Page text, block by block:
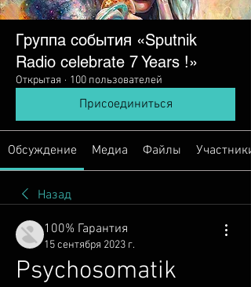
Группа события «Sputnik
Radio сelebrate 7 Years !»
Открытая · 100 пользователей
Присоединиться
Обсуждение Медиа Файлы Участники
Назад
100% Гарантия
15 сентября 2023 г.
Psychosomatik